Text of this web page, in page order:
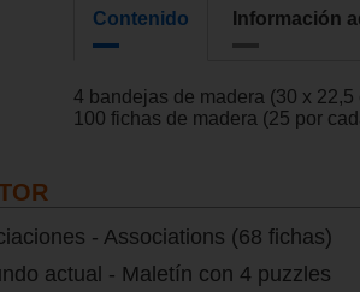
Contenido Información
4 bandejas de madera (30 x 22,5
100 fichas de madera (25 por
- Associations (68 fichas)
actual - Maletín con 4 puzzles